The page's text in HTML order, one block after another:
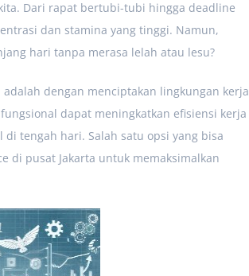
Dari rapat bertubi-tubi hingga deadline
dan stamina yang tinggi. Namun,
hari tanpa merasa lelah atau lesu?
dengan menciptakan lingkungan kerja
dapat meningkatkan efisiensi kerja
tengah hari. Salah satu opsi yang bisa
di pusat Jakarta untuk memaksimalkan